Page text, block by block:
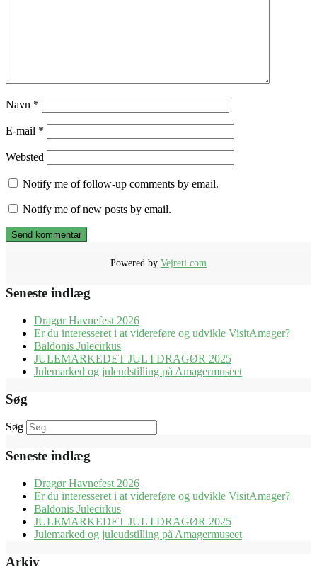
Navn *
E-mail *
Websted
Notify me of follow-up comments by email.
Notify me of new posts by email.
Powered by Vejreti.com
Seneste indlæg
Dragør Havnefest 2026
Er du interesseret i at videreføre og udvikle VisitAmager?
Baldonis Julecirkus
JULEMARKEDET JUL I DRAGØR 2025
Julemarked og juleudstilling på Amagermuseet
Søg
Søg
Seneste indlæg
Dragør Havnefest 2026
Er du interesseret i at videreføre og udvikle VisitAmager?
Baldonis Julecirkus
JULEMARKEDET JUL I DRAGØR 2025
Julemarked og juleudstilling på Amagermuseet
Arkiv